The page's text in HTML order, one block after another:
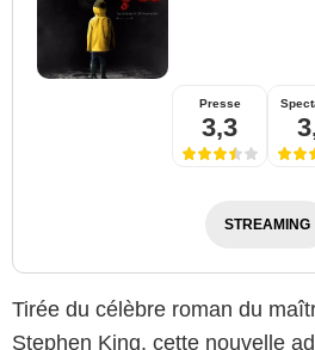
Presse
3,3
STREAMING
Tirée du célèbre roman du
Stephen King, cette nouvelle